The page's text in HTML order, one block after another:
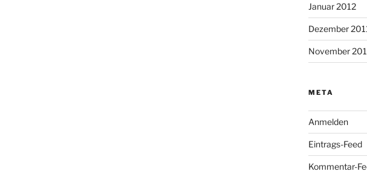
Januar 2012
Dezember
November
META
Anmelden
Eintrags-Feed
Kommentar-